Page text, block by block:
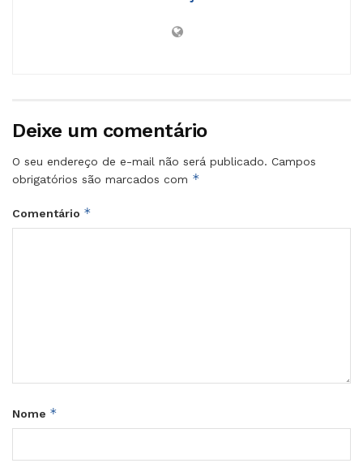
Deixe um comentário
O seu endereço de e-mail não será publicado. Campos
obrigatórios são marcados com *
Comentário *
Nome *